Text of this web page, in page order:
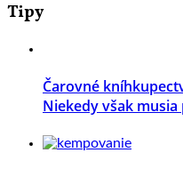
Tipy
Čarovné
Niekedy však